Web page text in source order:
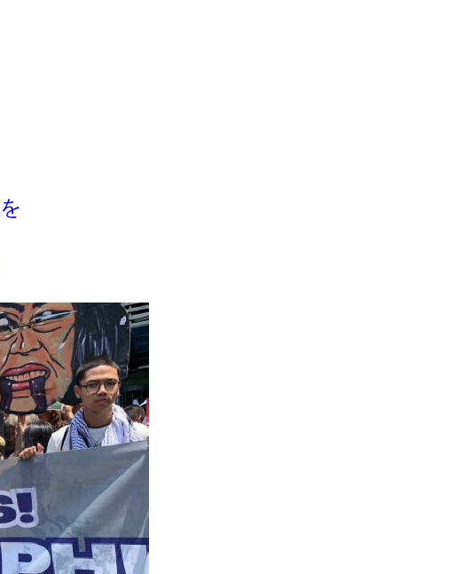
を